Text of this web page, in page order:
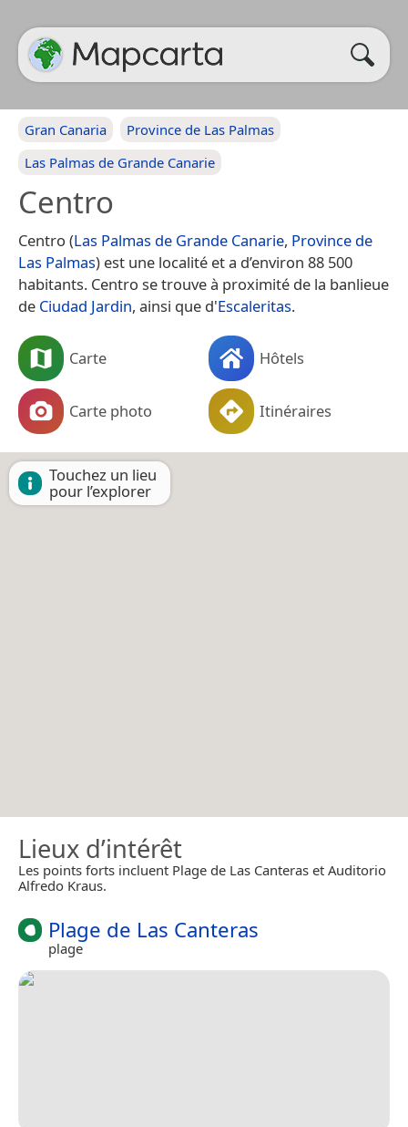
Gran Canaria
Province de Las Palmas
Las Palmas de Grande Canarie
Centro
Centro (Las Palmas de Grande Canarie, Province de
Las Palmas) est une localité et a d’environ 88 500
habitants. Centro se trouve à proximité de la banlieue
de Ciudad Jardin, ainsi que d'Escaleritas.
Carte Hôtels
Carte photo Itinéraires
Touchez un lieu
pour l’explorer
Lieux d’intérêt
Les points forts incluent Plage de Las Canteras et Auditorio
Alfredo Kraus.
Plage de Las Canteras
plage